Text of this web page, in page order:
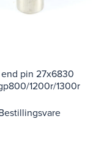
pin 27x6830
1200r/1300r